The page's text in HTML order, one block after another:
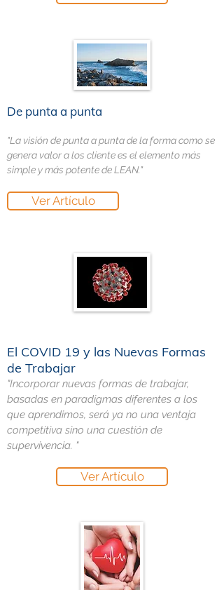
De punta a punta
"La visión de punta a punta de la forma como se
genera valor a los cliente es el elemento más
simple y más potente de LEAN."
Ver Artículo
El COVID 19 y las Nuevas Formas
de Trabajar
"Incorporar nuevas formas de trabajar,
basadas en paradigmas diferentes a los
que aprendimos, será ya no una ventaja
competitiva sino una cuestión de
supervivencia. "
Ver Artículo